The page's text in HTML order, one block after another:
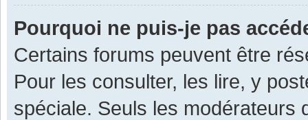
Pourquoi ne puis-je pas
Certains forums peuvent être
Pour les consulter, les lire, y
spéciale. Seuls les modérateurs